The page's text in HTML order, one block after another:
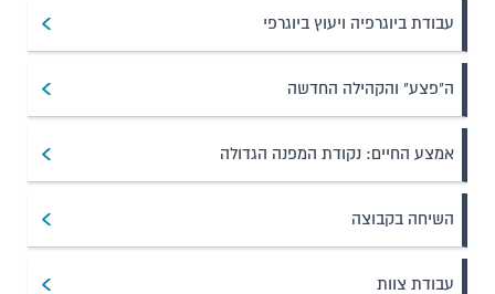
עבודת ביוגרפיה ויעוץ ביוגרפי
ה"פצע" והקהילה החדשה
אמצע החיים: נקודת המפנה הגדולה
השיחה בקבוצה
עבודת צוות